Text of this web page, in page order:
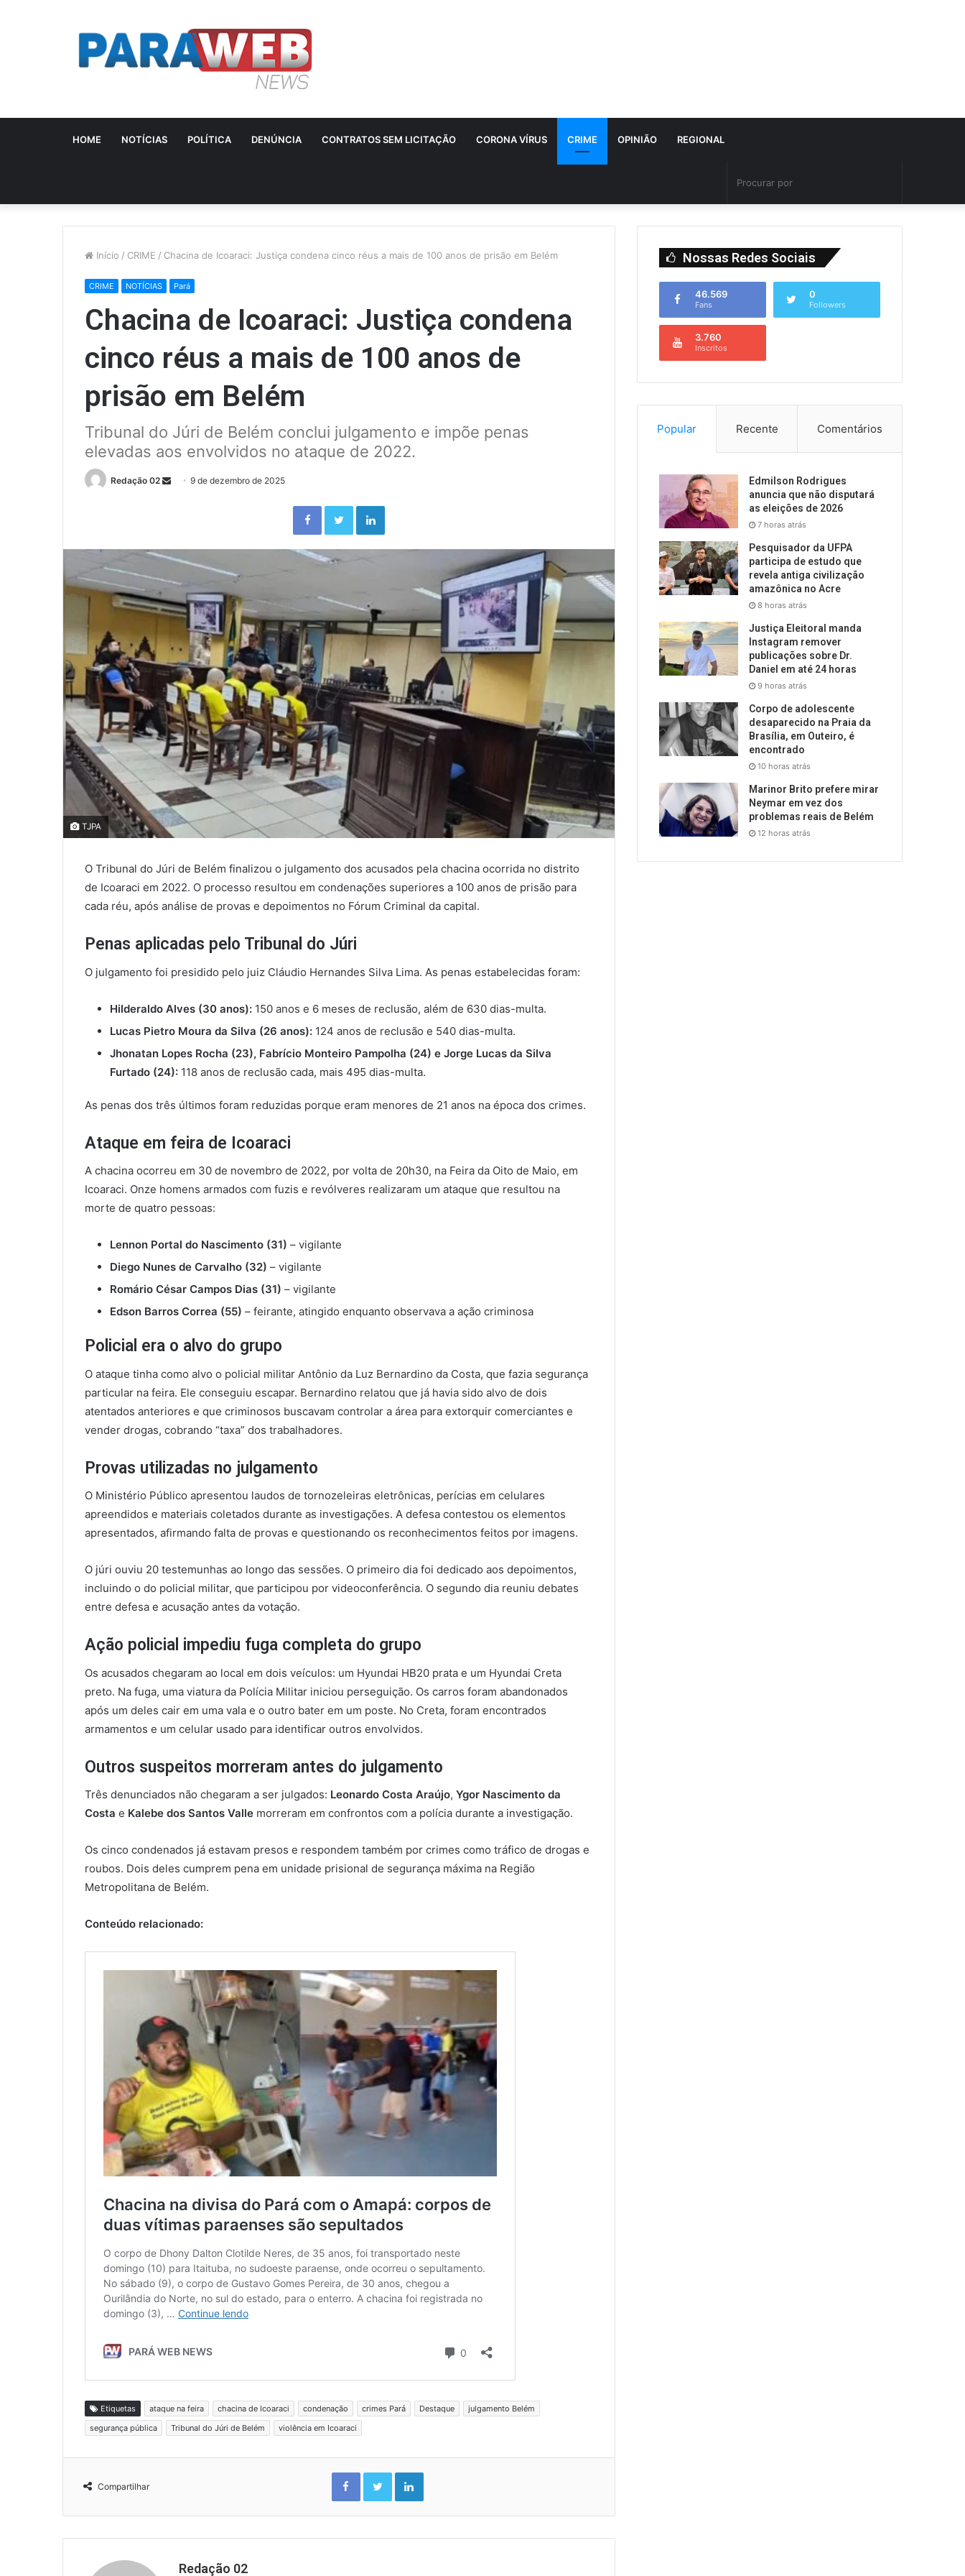
HOME NOTÍCIAS POLÍTICA DENÚNCIA CONTRATOS SEM LICITAÇÃO CORONA VÍRUS CRIME OPINIÃO REGIONAL
Início / CRIME / Chacina de Icoaraci: Justiça condena cinco réus a mais de 100 anos de prisão em Belém
CRIME NOTÍCIAS Pará
Chacina de Icoaraci: Justiça condena
cinco réus a mais de 100 anos de
prisão em Belém
Tribunal do Júri de Belém conclui julgamento e impõe penas
elevadas aos envolvidos no ataque de 2022.
Redação 02
Send9 de dezembro de 2025
FacebookTwitterLinkedin
TJPA
O Tribunal do Júri de Belém finalizou o julgamento dos acusados pela chacina ocorrida no distrito
de Icoaraci em 2022. O processo resultou em condenações superiores a 100 anos de prisão para
cada réu, após análise de provas e depoimentos no Fórum Criminal da capital.
Penas aplicadas pelo Tribunal do Júri
O julgamento foi presidido pelo juiz Cláudio Hernandes Silva Lima. As penas estabelecidas foram:
Hilderaldo Alves (30 anos): 150 anos e 6 meses de reclusão, além de 630 dias-multa.
Lucas Pietro Moura da Silva (26 anos): 124 anos de reclusão e 540 dias-multa.
Jhonatan Lopes Rocha (23), Fabrício Monteiro Pampolha (24) e Jorge Lucas da Silva
Furtado (24): 118 anos de reclusão cada, mais 495 dias-multa.
As penas dos três últimos foram reduzidas porque eram menores de 21 anos na época dos crimes.
Ataque em feira de Icoaraci
A chacina ocorreu em 30 de novembro de 2022, por volta de 20h30, na Feira da Oito de Maio, em
Icoaraci. Onze homens armados com fuzis e revólveres realizaram um ataque que resultou na
morte de quatro pessoas:
Lennon Portal do Nascimento (31) – vigilante
Diego Nunes de Carvalho (32) – vigilante
Romário César Campos Dias (31) – vigilante
Edson Barros Correa (55) – feirante, atingido enquanto observava a ação criminosa
Policial era o alvo do grupo
O ataque tinha como alvo o policial militar Antônio da Luz Bernardino da Costa, que fazia segurança
particular na feira. Ele conseguiu escapar. Bernardino relatou que já havia sido alvo de dois
atentados anteriores e que criminosos buscavam controlar a área para extorquir comerciantes e
vender drogas, cobrando “taxa” dos trabalhadores.
Provas utilizadas no julgamento
O Ministério Público apresentou laudos de tornozeleiras eletrônicas, perícias em celulares
apreendidos e materiais coletados durante as investigações. A defesa contestou os elementos
apresentados, afirmando falta de provas e questionando os reconhecimentos feitos por imagens.
O júri ouviu 20 testemunhas ao longo das sessões. O primeiro dia foi dedicado aos depoimentos,
incluindo o do policial militar, que participou por videoconferência. O segundo dia reuniu debates
entre defesa e acusação antes da votação.
Ação policial impediu fuga completa do grupo
Os acusados chegaram ao local em dois veículos: um Hyundai HB20 prata e um Hyundai Creta
preto. Na fuga, uma viatura da Polícia Militar iniciou perseguição. Os carros foram abandonados
após um deles cair em uma vala e o outro bater em um poste. No Creta, foram encontrados
armamentos e um celular usado para identificar outros envolvidos.
Outros suspeitos morreram antes do julgamento
Três denunciados não chegaram a ser julgados: Leonardo Costa Araújo, Ygor Nascimento da
Costa e Kalebe dos Santos Valle morreram em confrontos com a polícia durante a investigação.
Os cinco condenados já estavam presos e respondem também por crimes como tráfico de drogas e
roubos. Dois deles cumprem pena em unidade prisional de segurança máxima na Região
Metropolitana de Belém.
Conteúdo relacionado:
Etiquetas ataque na feira chacina de Icoaraci condenação crimes Pará Destaque
julgamento Belém
segurança pública
Tribunal do Júri de Belém violência em Icoaraci
Compartilhar
FacebookTwitterLinkedin
Redação 02
Nossas Redes Sociais
46.569
Fans
0
Followers
3.760
Inscritos
Popular Recente Comentários
Edmilson Rodrigues
anuncia que não disputará
as eleições de 2026
7 horas atrás
Pesquisador da UFPA
participa de estudo que
revela antiga civilização
amazônica no Acre
8 horas atrás
Justiça Eleitoral manda
Instagram remover
publicações sobre Dr.
Daniel em até 24 horas
9 horas atrás
Corpo de adolescente
desaparecido na Praia da
Brasília, em Outeiro, é
encontrado
10 horas atrás
Marinor Brito prefere mirar
Neymar em vez dos
problemas reais de Belém
12 horas atrás